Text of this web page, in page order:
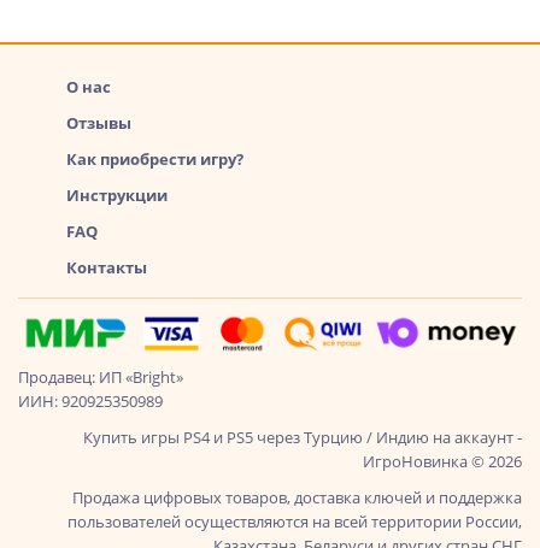
О нас
Отзывы
Как приобрести игру?
Инструкции
FAQ
Контакты
Продавец: ИП «Bright»
ИИН: 920925350989
Купить игры PS4 и PS5 через Турцию / Индию на аккаунт -
ИгроНовинка © 2026
Продажа цифровых товаров, доставка ключей и поддержка
пользователей осуществляются на всей территории России,